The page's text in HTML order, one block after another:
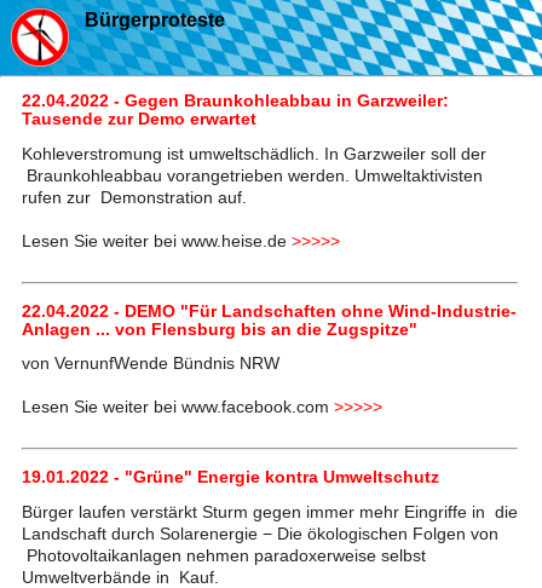
Bürgerproteste
22.04.2022 - Gegen Braunkohleabbau in Garzweiler:
Tausende zur Demo erwartet
Kohleverstromung ist umweltschädlich. In Garzweiler soll der
Braunkohleabbau vorangetrieben werden. Umweltaktivisten
rufen zur Demonstration auf.
Lesen Sie weiter bei www.heise.de >>>>>
22.04.2022 - DEMO "Für Landschaften ohne Wind-Industrie-
Anlagen ... von Flensburg bis an die Zugspitze"
von VernunfWende Bündnis NRW
Lesen Sie weiter bei www.facebook.com >>>>>
19.01.2022 - "Grüne" Energie kontra Umweltschutz
Bürger laufen verstärkt Sturm gegen immer mehr Eingriffe in die
Landschaft durch Solarenergie − Die ökologischen Folgen von
Photovoltaikanlagen nehmen paradoxerweise selbst
Umweltverbände in Kauf.